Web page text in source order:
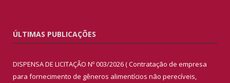
ÚLTIMAS PUBLICAÇÕES
DISPENSA DE LICITAÇÃO Nº 003/2026 ( Contratação de empresa
para fornecimento de gêneros alimentícios não perecíveis,